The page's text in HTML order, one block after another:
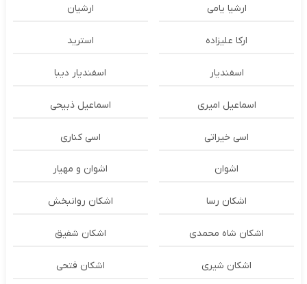
ارشیا یامی ارشیان
ارکا علیزاده استرید
اسفندیار اسفندیار دیبا
اسماعیل امیری اسماعیل ذبیحی
اسی خیراتی اسی کناری
اشوان اشوان و مهیار
اشکان رسا اشکان روانبخش
اشکان شاه محمدی اشکان شفیق
اشکان شیری اشکان فتحی